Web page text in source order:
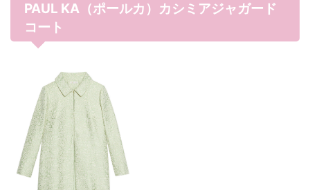
PAUL KA（ポールカ）カシミアジャガード
コート